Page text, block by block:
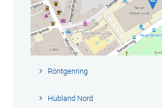
Röntgenring
Hubland Nord